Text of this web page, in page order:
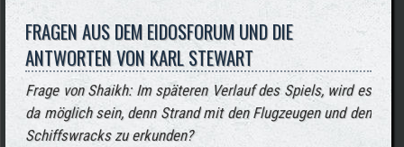
FRAGEN AUS DEM EIDOSFORUM UND DIE
ANTWORTEN VON KARL STEWART
Frage von Shaikh: Im späteren Verlauf des Spiels, wird es
da möglich sein, denn Strand mit den Flugzeugen und den
Schiffswracks zu erkunden?